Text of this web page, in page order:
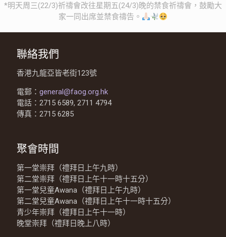
*明天周三(22/3)祈禱會改往星期五(24/3)晚的禁食祈禱會，鼓勵大
家一同出席並禁食禱告。
聯絡我們
香港九龍亞皆老街123號
電郵： general@faog.org.hk
電話：2715 6589, 2711 4794
傳真：2715 6285
聚會時間
第一堂崇拜（禮拜日上午九時）
第二堂崇拜（禮拜日上午十一時十五分）
第一堂兒童Awana（禮拜日上午九時）
第二堂兒童Awana（禮拜日上午十一時十五分）
青少年崇拜（禮拜日上午十一時）
晚堂崇拜（禮拜日晚上八時）